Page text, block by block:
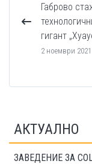
Габрово
гигант
2 ноември 2021
АКТУАЛНО
ЗАВЕДЕНИЕ ЗА